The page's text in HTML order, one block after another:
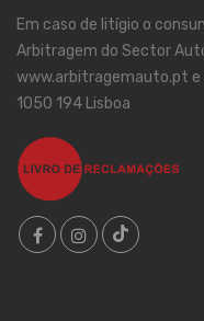
Em caso de litígio o
Arbitragem do Sector
www.arbitragemauto.pt e
1050 194 Lisboa